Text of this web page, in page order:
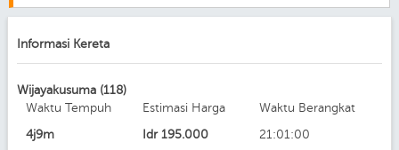
Informasi Kereta
Wijayakusuma (118)
Waktu Tempuh
4j9m
Estimasi Harga
Idr 195.000
Waktu Berangkat
21:01:00